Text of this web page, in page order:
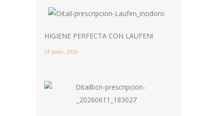
HIGIENE PERFECTA CON LAUFEN!
18 junio, 2026